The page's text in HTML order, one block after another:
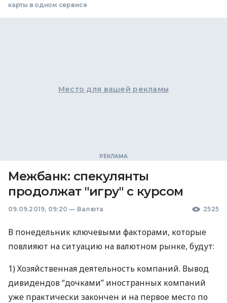
карты в одном сервисе
Место для вашей рекламы
Межбанк: спекулянты
продолжат "игру" с курсом
09.09.2019, 09:20 — Валюта 2525
В понедельник ключевыми факторами, которые
повлияют на ситуацию на валютном рынке, будут:
1) Хозяйственная деятельность компаний. Вывод
дивидендов “дочками” иностранных компаний
уже практически закончен и на первое место по